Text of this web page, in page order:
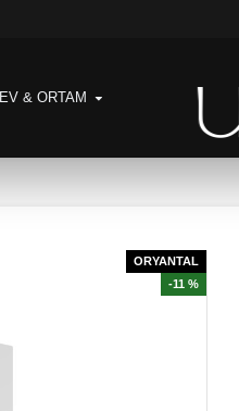
EV & ORTAM
ORYANTAL
-11 %